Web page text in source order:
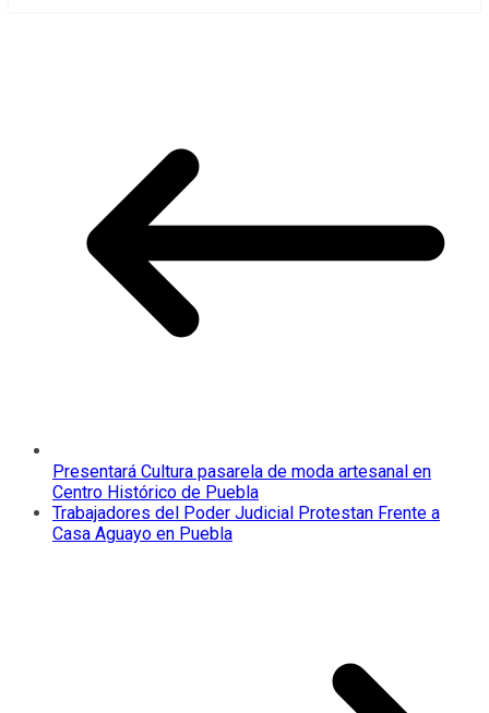
Presentará Cultura pasarela de moda artesanal en
Centro Histórico de Puebla
Trabajadores del Poder Judicial Protestan Frente a
Casa Aguayo en Puebla